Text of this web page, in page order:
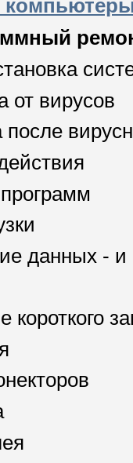
от вирусов
после
данных - и
короткого